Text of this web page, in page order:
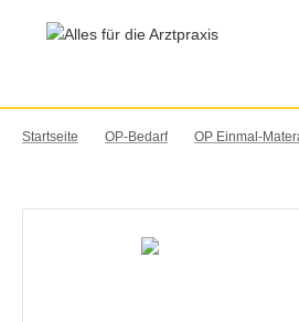
Startseite OP-Bedarf